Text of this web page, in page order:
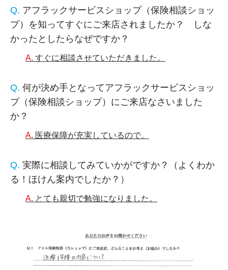
アフラックサービスショップ（保険相談ショッ
プ）を知ってすぐにご来店されましたか？ しな
かったとしたらなぜですか？
すぐに相談させていただきました。
何が決め手となってアフラックサービスショッ
プ（保険相談ショップ）にご来店なさいました
か？
医療保障が充実しているので。
実際に相談してみていかがですか？（よくわか
る！ほけん案内でしたか？）
とても親切で勉強になりました。